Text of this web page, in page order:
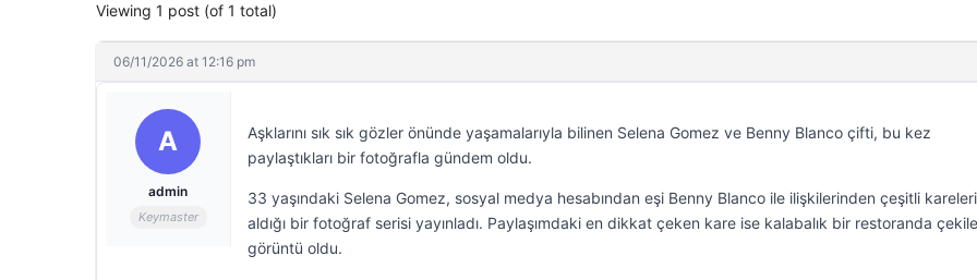
Viewing 1 post (of 1 total)
06/11/2026 at 12:16 pm
A
admin
Keymaster
Aşklarını sık sık gözler önünde yaşamalarıyla bilinen Selena Gomez ve Benny Blanco çifti, bu kez
paylaştıkları bir fotoğrafla gündem oldu.
33 yaşındaki Selena Gomez, sosyal medya hesabından eşi Benny Blanco ile ilişkilerinden çeşitli
aldığı bir fotoğraf serisi yayınladı. Paylaşımdaki en dikkat çeken kare ise kalabalık bir restoranda
görüntü oldu.